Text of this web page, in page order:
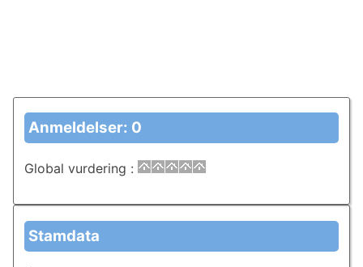
Anmeldelser: 0
Global vurdering :
Stamdata